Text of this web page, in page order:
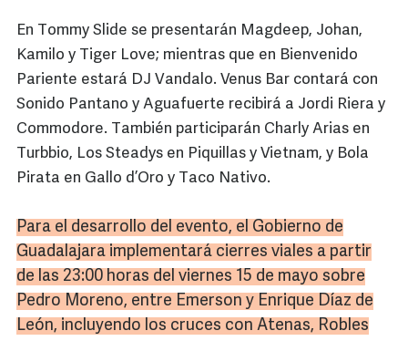
En Tommy Slide se presentarán Magdeep, Johan,
Kamilo y Tiger Love; mientras que en Bienvenido
Pariente estará DJ Vandalo. Venus Bar contará con
Sonido Pantano y Aguafuerte recibirá a Jordi Riera y
Commodore. También participarán Charly Arias en
Turbbio, Los Steadys en Piquillas y Vietnam, y Bola
Pirata en Gallo d’Oro y Taco Nativo.
Para el desarrollo del evento, el Gobierno de
Guadalajara implementará cierres viales a partir
de las 23:00 horas del viernes 15 de mayo sobre
Pedro Moreno, entre Emerson y Enrique Díaz de
León, incluyendo los cruces con Atenas, Robles